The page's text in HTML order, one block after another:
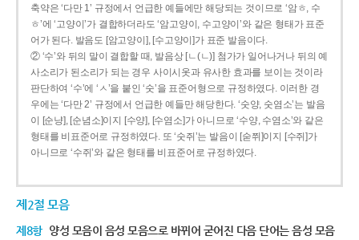
축약은 ‘다만 1’ 규정에서 언급한 예들에만 해당되는 것이므로 ‘암ㅎ, 수
ㅎ’에 ‘고양이’가 결합하더라도 ‘암고양이, 수고양이’와 같은 형태가 표준
어가 된다. 발음도 [암고양이], [수고양이]가 표준 발음이다.
② ‘수’와 뒤의 말이 결합할 때, 발음상 [ㄴ(ㄴ)] 첨가가 일어나거나 뒤의 예
사소리가 된소리가 되는 경우 사이시옷과 유사한 효과를 보이는 것이라
판단하여 ‘수’에 ‘ㅅ’을 붙인 ‘숫’을 표준어형으로 규정하였다. 이러한 경
우에는 ‘다만 2’ 규정에서 언급한 예들만 해당한다. ‘숫양, 숫염소’는 발음
이 [순냥], [순념소]이지 [수양], [수염소]가 아니므로 ‘수양, 수염소’와 같은
형태를 비표준어로 규정하였다. 또 ‘숫쥐’는 발음이 [숟쮜]이지 [수쥐]가
아니므로 ‘수쥐’와 같은 형태를 비표준어로 규정하였다.
제2절 모음
제8항 양성 모음이 음성 모음으로 바뀌어 굳어진 다음 단어는 음성 모음